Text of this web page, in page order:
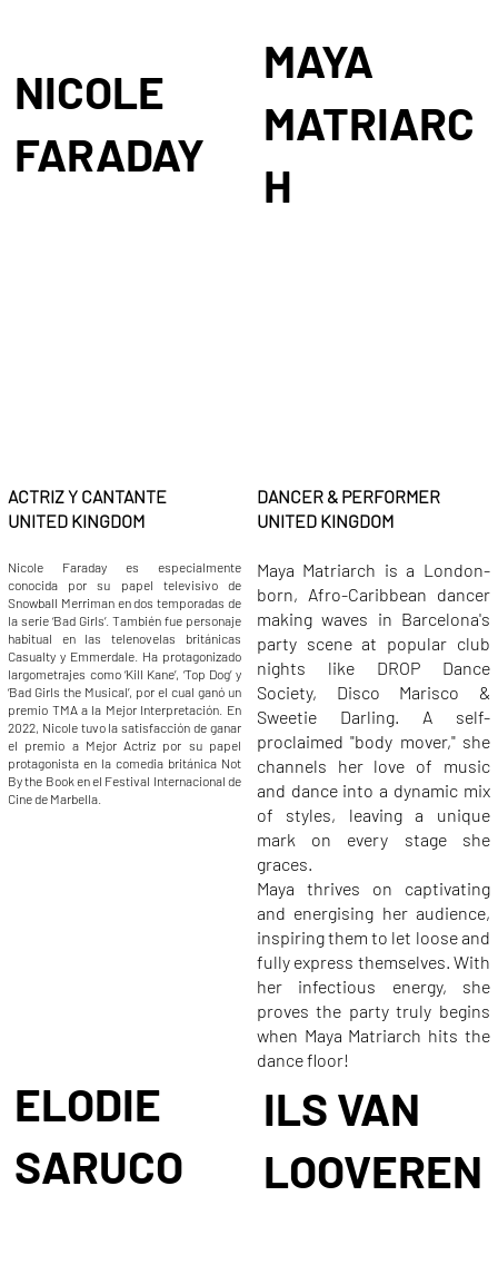
NICOLE
FARADAY
ACTRIZ Y CANTANTE
UNITED KINGDOM​
Nicole Faraday es especialmente
conocida por su papel televisivo de
Snowball Merriman en dos temporadas de
la serie ‘Bad Girls’. También fue personaje
habitual en las telenovelas británicas
Casualty y Emmerdale. Ha protagonizado
largometrajes como ‘Kill Kane’, ‘Top Dog’ y
‘Bad Girls the Musical’, por el cual ganó un
premio TMA a la Mejor Interpretación. En
2022, Nicole tuvo la satisfacción de ganar
el premio a Mejor Actriz por su papel
protagonista en la comedia británica Not
By the Book en el Festival Internacional de
Cine de Marbella.
DANCER & PERFORMER
UNITED KINGDOM
Maya Matriarch is a London-
born, Afro-Caribbean dancer
making waves in Barcelona's
party scene at popular club
nights like DROP Dance
Society, Disco Marisco &
Sweetie Darling. A self-
proclaimed "body mover," she
channels her love of music
and dance into a dynamic mix
of styles, leaving a unique
mark on every stage she
graces.
Maya thrives on captivating
and energising her audience,
inspiring them to let loose and
fully express themselves. With
her infectious energy, she
proves the party truly begins
when Maya Matriarch hits the
dance floor!
MAYA
MATRIARC
H
ELODIE
SARUCO
ILS VAN
LOOVEREN